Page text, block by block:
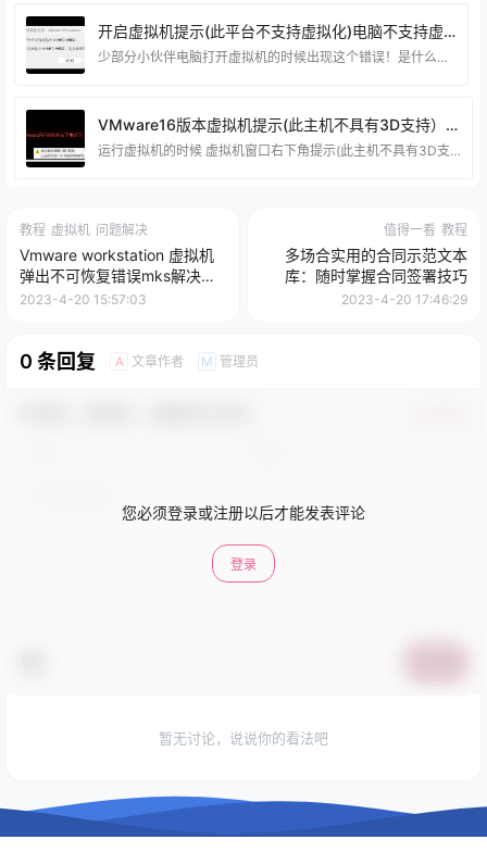
开启虚拟机提示(此平台不支持虚拟化)电脑不支持虚拟化解决方法
少部分小伙伴电脑打开虚拟机的时候出现这个错误！是什么原因造成的呢？ 不管你电脑的intel 处理器 或者是 AMD 都可能有这样的问题。这个是Windows系统的问题。 有两个地方造成！ 第一个是: 电脑没打开CPU虚拟化技术 （目前少部分电脑是没打开的）大部分电脑都默认打开了这个功能！ 如果你BIOS里面没打开虚拟化功能的话可以看看这个链接的教程，是博猪记录的一些电脑开启CPU虚拟化的教程！https://www.90lhd.com/tag/vt （如果这个链接里面没有合适你的教程）可以联系博猪指导你开启 当然
VMware16版本虚拟机提示(此主机不具有3D支持）解决方法！
运行虚拟机的时候 虚拟机窗口右下角提示(此主机不具有3D支持）！ 具体解决方法 这个方法是站长原创的，可以帮助到很多小伙伴解决问题，如果不行我也只能说 抱歉~自行确认是否需要！
教程 虚拟机 问题解决
Vmware workstation 虚拟机
弹出不可恢复错误mks解决方
案
2023-4-20 15:57:03
值得一看 教程
多场合实用的合同示范文本
库：随时掌握合同签署技巧
2023-4-20 17:46:29
0 条回复 A 文章作者 M 管理员
您必须登录或注册以后才能发表评论
登录
暂无讨论，说说你的看法吧